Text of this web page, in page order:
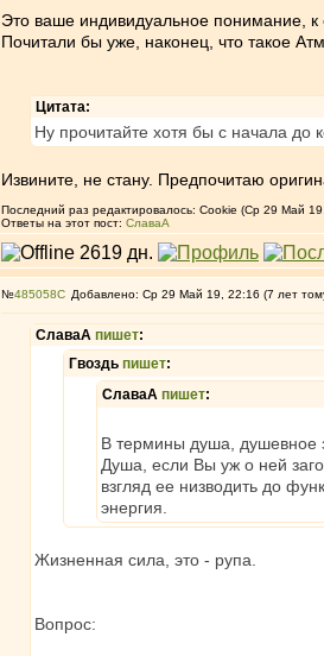
Это ваше индивидуальное понимание,
Почитали бы уже, наконец, что такое
Цитата:
Ну прочитайте хотя бы с начала до
Извините, не стану. Предпочитаю
Последний раз редактировалось: Cookie (Ср 29 Май
Ответы на этот пост: СлаваА
№485058 Добавлено: Ср 29 Май 19, 22:16 (7 лет
СлаваА пишет:
Гвоздь пишет:
СлаваА пишет:
В термины душа, душевное
Душа, если Вы уж о ней
взгляд ее низводить до
энергия.
Жизненная сила, это - рупа.
Вопрос: